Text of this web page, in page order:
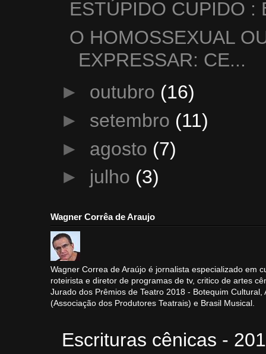
ESTÚPIDO CUPIDO :
O HOMOSSEXUAL
EXPRESSAR: CE...
► outubro (16)
► setembro (11)
► agosto (7)
► julho (3)
Wagner Corrêa de Araujo
Wagner Correa de Araújo é jornalista especializado em
roteirista e diretor de programas de tv, critico de artes
Jurado dos Prêmios de Teatro 2018 - Botequim Cultural,
(Associação dos Produtores Teatrais) e Brasil Musical.
Escrituras cênicas -